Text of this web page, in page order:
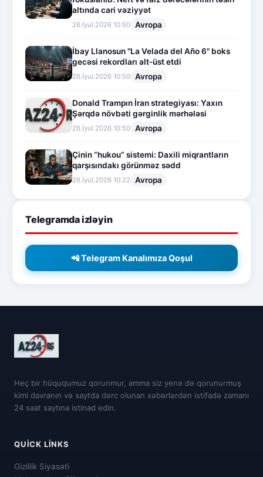
altında cari vəziyyət
26.İyul.2026 10:50 Avropa
İbay Llanosun "La Velada del Año 6" boks
gecəsi rekordları alt-üst etdi
26.İyul.2026 10:50 Avropa
Donald Trampın İran strategiyası: Yaxın
Şərqdə növbəti gərginlik mərhələsi
26.İyul.2026 10:50 Avropa
Çinin “hukou” sistemi: Daxili miqrantların
qarşısındakı görünməz sədd
26.İyul.2026 10:22 Avropa
Telegramda izləyin
📲 Telegram Kanalımıza Qoşul
Heç bir hüququmuz qorunmur, amma siz yenə də qorunurmuş
kimi davranın və saytda dərc olunan xəbərlərdən istifadə zamanı
24 saat saytına istinad edin.
QUICK LINKS
Gizlilik Siyasəti